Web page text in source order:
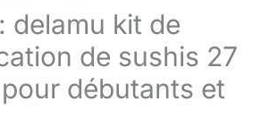
delamu kit de
de sushis 27
pour débutants et